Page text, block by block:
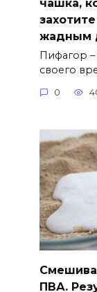
жадным
Пифагор
своего
0
ПВА.